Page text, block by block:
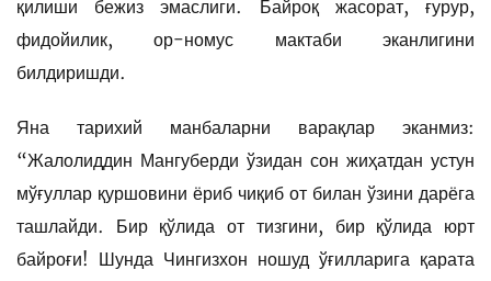
қилиши бежиз эмаслиги. Байроқ жасорат, ғурур,
фидойилик, ор-номус мактаби эканлигини
билдиришди.
Яна тарихий манбаларни варақлар эканмиз:
“Жалолиддин Мангуберди ўзидан сон жиҳатдан устун
мўғуллар қуршовини ёриб чиқиб от билан ўзини дарёга
ташлайди. Бир қўлида от тизгини, бир қўлида юрт
байроғи! Шунда Чингизхон ношуд ўғилларига қарата